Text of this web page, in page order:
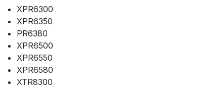
XPR6300
XPR6350
PR6380
XPR6500
XPR6550
XPR6580
XTR8300